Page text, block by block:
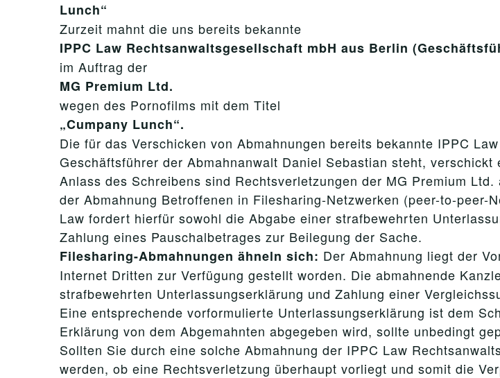
Lunch“
Zurzeit mahnt die uns bereits bekannte
IPPC Law Rechtsanwaltsgesellschaft mbH aus Berlin
im Auftrag der
MG Premium Ltd.
wegen des Pornofilms mit dem Titel
„Cumpany Lunch“.
Die für das Verschicken von Abmahnungen bereits bekannte IPPC
Geschäftsführer der Abmahnanwalt Daniel Sebastian steht,
Anlass des Schreibens sind Rechtsverletzungen der MG Premium
der Abmahnung Betroffenen in Filesharing-Netzwerken (peer-to-
Law fordert hierfür sowohl die Abgabe einer strafbewehrten
Zahlung eines Pauschalbetrages zur Beilegung der Sache.
Filesharing-Abmahnungen ähneln sich: Der Abmahnung liegt der
Internet Dritten zur Verfügung gestellt worden. Die abmahnende
strafbewehrten Unterlassungserklärung und Zahlung einer
Eine entsprechende vorformulierte Unterlassungserklärung ist dem
Erklärung von dem Abgemahnten abgegeben wird, sollte unbedingt
Sollten Sie durch eine solche Abmahnung der IPPC Law
werden, ob eine Rechtsverletzung überhaupt vorliegt und somit die